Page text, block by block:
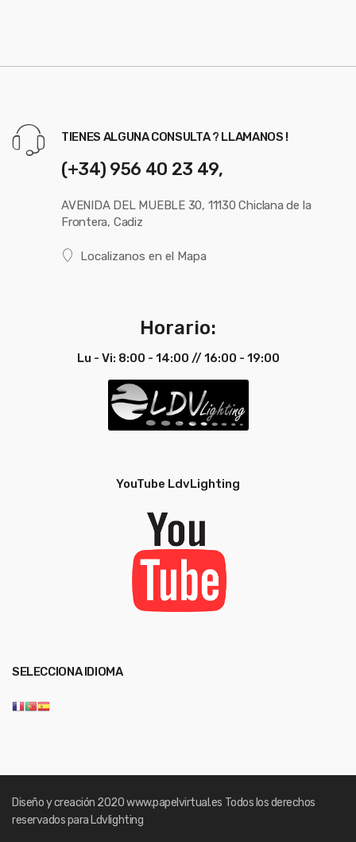
TIENES ALGUNA CONSULTA ? LLAMANOS !
(+34) 956 40 23 49,
AVENIDA DEL MUEBLE 30, 11130 Chiclana de la
Frontera, Cadiz
Localizanos en el Mapa
Horario:
Lu - Vi: 8:00 - 14:00 // 16:00 - 19:00
YouTube LdvLighting
SELECCIONA IDIOMA
Diseño y creación 2020www.papelvirtual.es Todos los derechos
reservados para Ldvlighting